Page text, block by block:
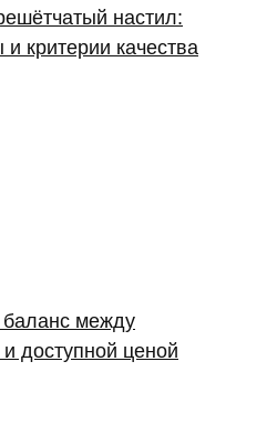
настил:
критерии качества
между
доступной ценой